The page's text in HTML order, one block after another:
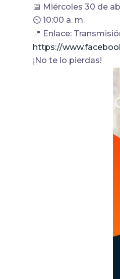
📅 Miércoles 30 de
🕥 10:00 a. m.
📍 Enlace:
https://
¡No te lo pierdas!